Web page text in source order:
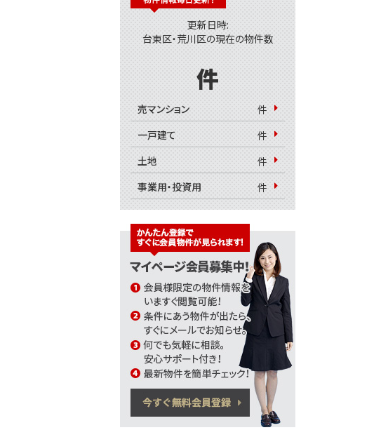
住まい購入の基礎知識
更新日時:
台東区・荒川区の現在の物件数
件
売マンション
件
一戸建て
件
土地
件
事業用・投資用
件